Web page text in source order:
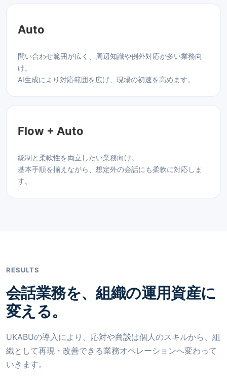
Auto
問い合わせ範囲が広く、周辺知識や例外対応が多い業務向
け。
AI生成により対応範囲を広げ、現場の初速を高めます。
Flow + Auto
統制と柔軟性を両立したい業務向け。
基本手順を揃えながら、想定外の会話にも柔軟に対応しま
す。
RESULTS
会話業務を、組織の運用資産に
変える。
UKABUの導入により、応対や商談は個人のスキルから、組
織として再現・改善できる業務オペレーションへ変わって
いきます。